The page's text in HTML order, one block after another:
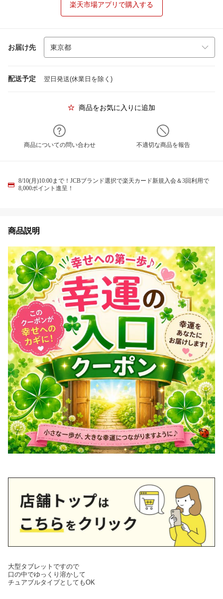
楽天市場アプリで購入する
お届け先
配送予定 翌日発送(休業日を除く)
商品をお気に入りに追加
商品についての問い合わせ 不適切な商品を報告
8/10(月)10:00まで！JCBブランド選択で楽天カード新規入会＆3回利用で
8,000ポイント進呈！
商品説明
大型タブレットですので
口の中でゆっくり溶かして
チュアブルタイプとしてもOK